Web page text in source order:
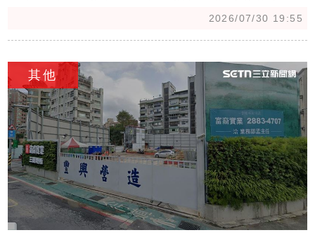
心原則，積極與在地店家溝通，確保夜市運作不
中斷。全案預計年底簽約、明年報核，最快2029
年動工，盼透過街角活化與鄰里共享，帶動中正
萬華區再生，創造76.87億元以上不動產價值，
為在地老舊公寓注入全新活力。
2026/07/30 19:55
其他